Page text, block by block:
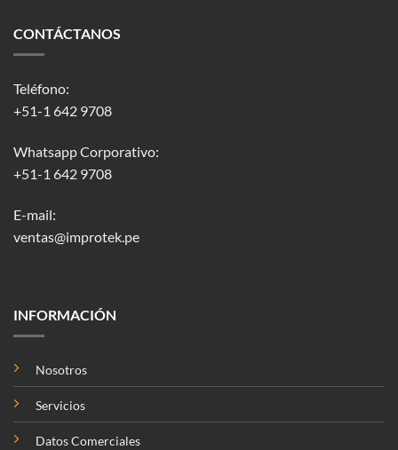
CONTÁCTANOS
Teléfono:
+51-1 642 9708
Whatsapp Corporativo:
+51-1 642 9708
E-mail:
ventas@improtek.pe
INFORMACIÓN
Nosotros
Servicios
Datos Comerciales